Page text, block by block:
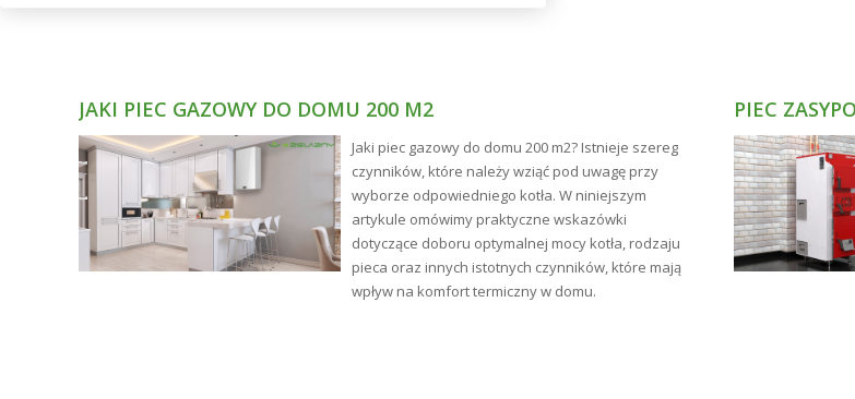
JAKI PIEC GAZOWY DO DOMU 200 M2
Jaki piec gazowy do domu 200 m2? Istnieje szereg
czynników, które należy wziąć pod uwagę przy
wyborze odpowiedniego kotła. W niniejszym
artykule omówimy praktyczne wskazówki
dotyczące doboru optymalnej mocy kotła, rodzaju
pieca oraz innych istotnych czynników, które mają
wpływ na komfort termiczny w domu.
PIEC